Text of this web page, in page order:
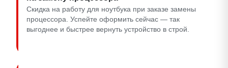
Скидка на работу для ноутбука при заказе замены
процессора. Успейте оформить сейчас — так
выгоднее и быстрее вернуть устройство в строй.